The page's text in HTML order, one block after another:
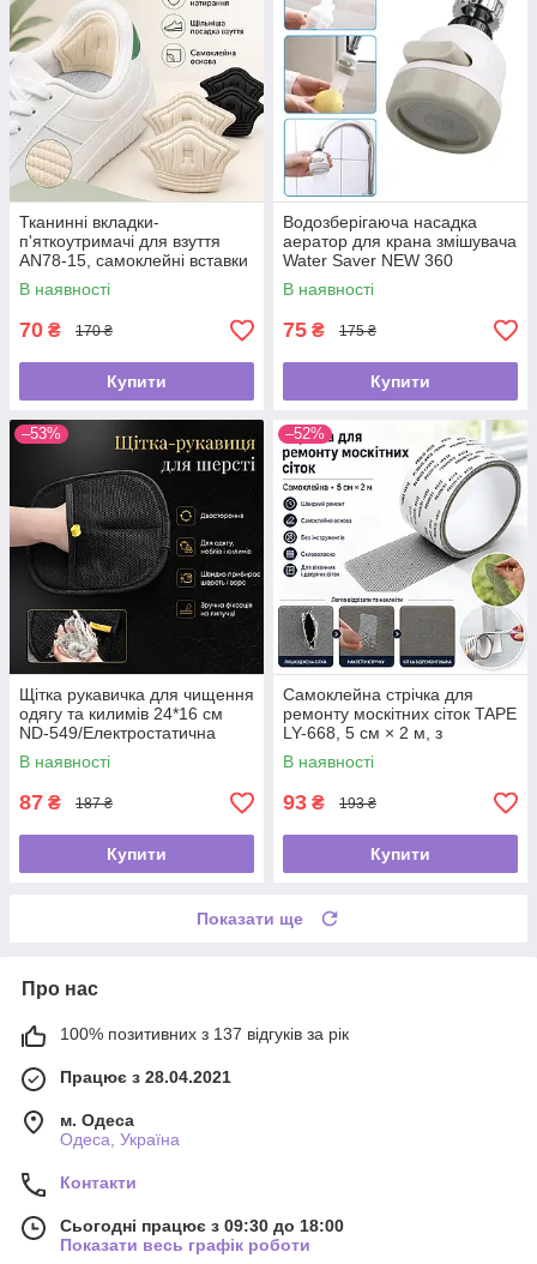
Тканинні вкладки-
п'яткоутримачі для взуття
AN78-15, самоклейні вставки
від натирання та мозолів, для
зменшення розміру взуття
В наявності
70 ₴ 170 ₴
Купити
Водозберігаюча насадка
аератор для крана змішувача
Water Saver NEW 360
В наявності
75 ₴ 175 ₴
Купити
–53%
Щітка рукавичка для чищення
одягу та килимів 24*16 см
ND-549/Електростатична
рукавичка від шерсті
В наявності
87 ₴ 187 ₴
Купити
–52%
Самоклейна стрічка для
ремонту москітних сіток TAPE
LY-668, 5 см × 2 м, з
фібергласу
В наявності
93 ₴ 193 ₴
Купити
Показати ще
Про нас
100% позитивних з 137 відгуків за рік
Працює з 28.04.2021
м. Одеса
Одеса, Україна
Контакти
Сьогодні працює з 09:30 до 18:00
Показати весь графік роботи